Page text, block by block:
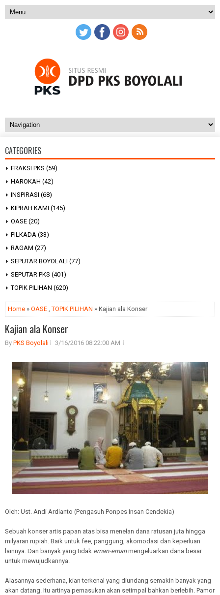
CATEGORIES
FRAKSI PKS (59)
HAROKAH (42)
INSPIRASI (68)
KIPRAH KAMI (145)
OASE (20)
PILKADA (33)
RAGAM (27)
SEPUTAR BOYOLALI (77)
SEPUTAR PKS (401)
TOPIK PILIHAN (620)
Home » OASE ,TOPIK PILIHAN » Kajian ala Konser
Kajian ala Konser
By PKS Boyolali 3/16/2016 08:22:00 AM
Oleh: Ust. Andi Ardianto (Pengasuh Ponpes Insan Cendekia)
Sebuah konser artis papan atas bisa menelan dana ratusan juta hingga
milyaran rupiah. Baik untuk fee, panggung, akomodasi dan keperluan
lainnya. Dan banyak yang tidak eman-emanmengeluarkan dana besar
untuk mewujudkannya.
Alasannya sederhana, kian terkenal yang diundang semakin banyak yang
akan datang. Itu artinya pemasukan akan setimpal bahkan berlebih. Pamor